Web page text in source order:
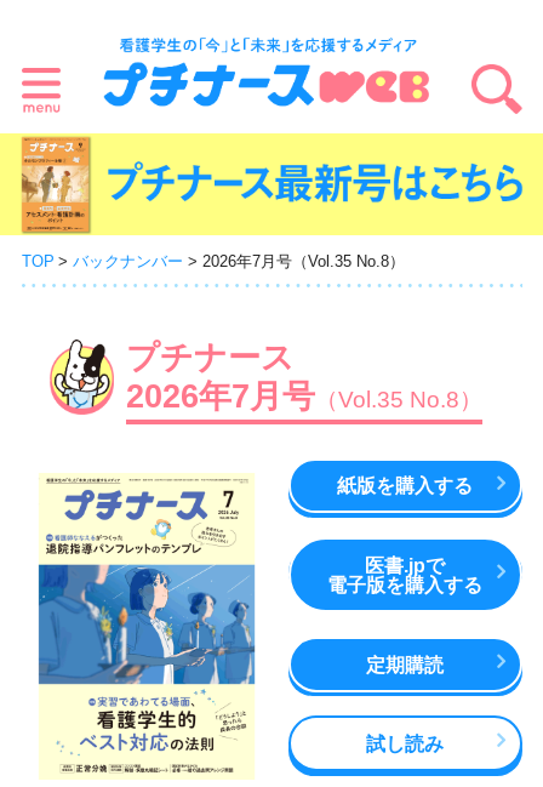
TOP バックナンバー 2026年7月号（Vol.35 No.8）
プチナース
2026年7月号（Vol.35 No.8）
紙版を購入する
医書.jpで
電子版を購入する
定期購読
試し読み